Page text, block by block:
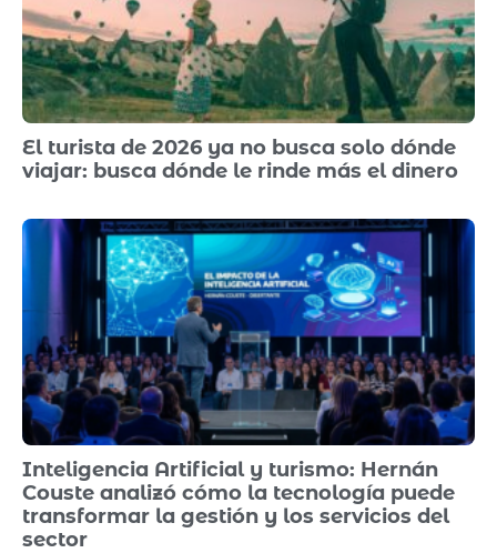
El turista de 2026 ya no busca solo dónde
viajar: busca dónde le rinde más el dinero
Inteligencia Artificial y turismo: Hernán
Couste analizó cómo la tecnología puede
transformar la gestión y los servicios del
sector